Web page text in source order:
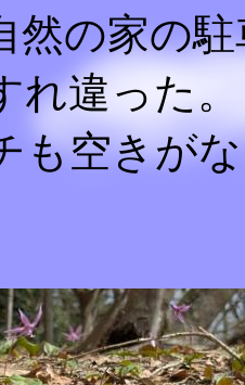
然の家の
違った。
も空きが